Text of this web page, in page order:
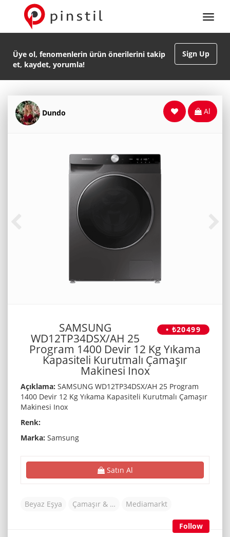
Sign Up
Üye ol, fenomenlerin ürün önerilerini takip
et, kaydet, yorumla!
Dundo Al
• ₺20499
SAMSUNG
WD12TP34DSX/AH 25
Program 1400 Devir 12 Kg Yıkama
Kapasiteli Kurutmalı Çamaşır
Makinesi Inox
Açıklama: SAMSUNG WD12TP34DSX/AH 25 Program
1400 Devir 12 Kg Yıkama Kapasiteli Kurutmalı Çamaşır
Makinesi Inox
Renk:
Marka: Samsung
Satın Al
Beyaz Eşya Çamaşır & Kurutma Makineleri Mediamarkt
Follow